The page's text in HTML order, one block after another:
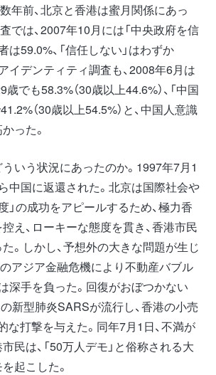
年前、北京と香港は蜜月関係にあっ
では、2007年10月には「中央政府を信
は59.0%、「信任しない」はわずか
イデンティティ調査も、2008年6月は
歳でも58.3%（30歳以上44.6%）、「中国
（30歳以上54.5%）と、中国人意識
った。
いう状況にあったのか。1997年7月1
中国に返還された。北京は国際社会や
」の成功をアピールするため、極力香
え、ローキーな態度を貫き、香港市民
。しかし、予想外の大きな問題が生じ
アジア金融危機により不動産バブル
深手を負った。回復がおぼつかない
新型肺炎SARSが流行し、香港の小売
な打撃を与えた。同年7月1日、不満が
民は、「50万人デモ」と俗称される大
起こした。